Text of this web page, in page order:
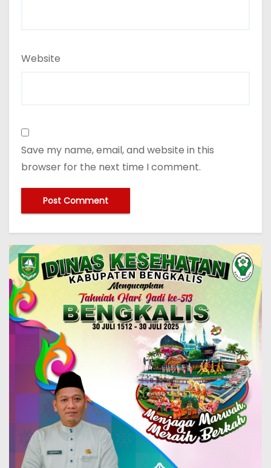
Website
Save my name, email, and website in this
browser for the next time I comment.